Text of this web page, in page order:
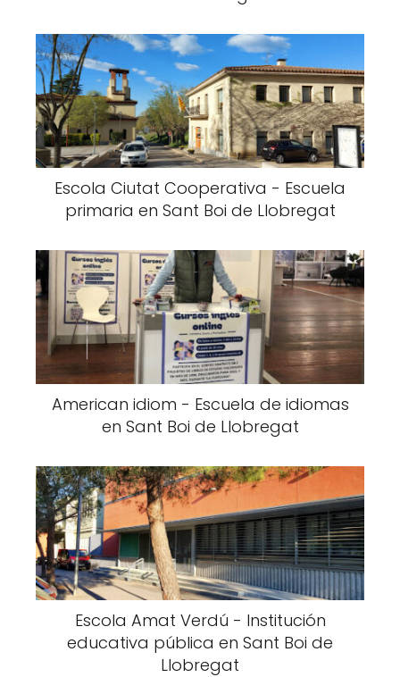
Escola Ciutat Cooperativa - Escuela
primaria en Sant Boi de Llobregat
American idiom - Escuela de idiomas
en Sant Boi de Llobregat
Escola Amat Verdú - Institución
educativa pública en Sant Boi de
Llobregat